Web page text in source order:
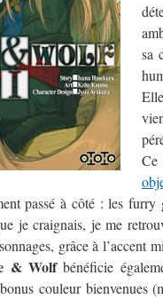
sa
Ce
passé à côté : les
je craignais, je me
grâce à l’accent
& Wolfbénéficie
couleur bienvenues